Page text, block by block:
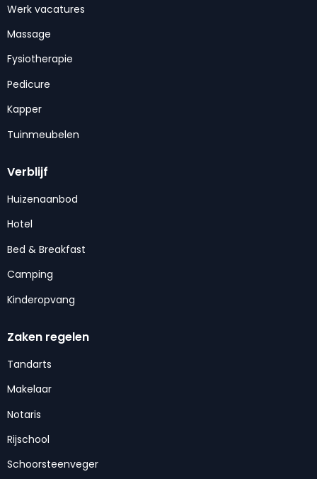
Werk vacatures
Massage
Fysiotherapie
Pedicure
Kapper
Tuinmeubelen
Verblijf
Huizenaanbod
Hotel
Bed & Breakfast
Camping
Kinderopvang
Zaken regelen
Tandarts
Makelaar
Notaris
Rijschool
Schoorsteenveger